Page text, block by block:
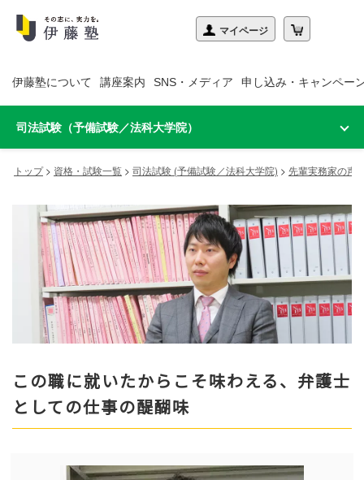
伊藤塾について 講座案内 SNS・メディア 申し込み・キャンペー
司法試験（予備試験／法科大学院）
トップ> 資格・試験一覧 > 司法試験 (予備試験／法科大学院) > 先輩実務家の声
この職に就いたからこそ味わえる、弁護士
としての仕事の醍醐味